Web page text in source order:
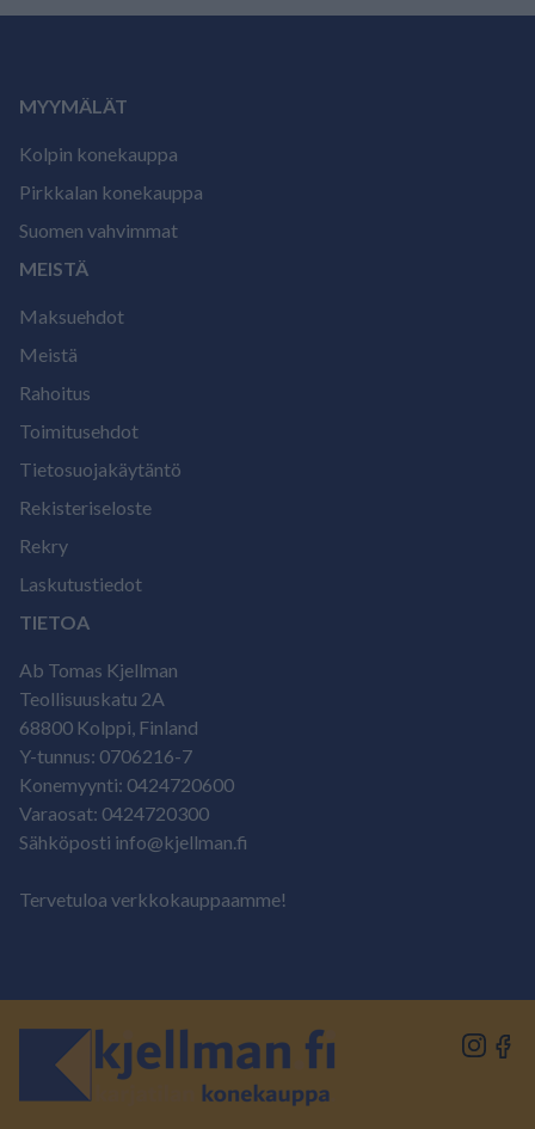
MYYMÄLÄT
Kolpin konekauppa
Pirkkalan konekauppa
Suomen vahvimmat
MEISTÄ
Maksuehdot
Meistä
Rahoitus
Toimitusehdot
Tietosuojakäytäntö
Rekisteriseloste
Rekry
Laskutustiedot
TIETOA
Ab Tomas Kjellman
Teollisuuskatu 2A
68800 Kolppi, Finland
Y-tunnus: 0706216-7
Konemyynti: 0424720600
Varaosat: 0424720300
Sähköposti info@kjellman.fi
Tervetuloa verkkokauppaamme!